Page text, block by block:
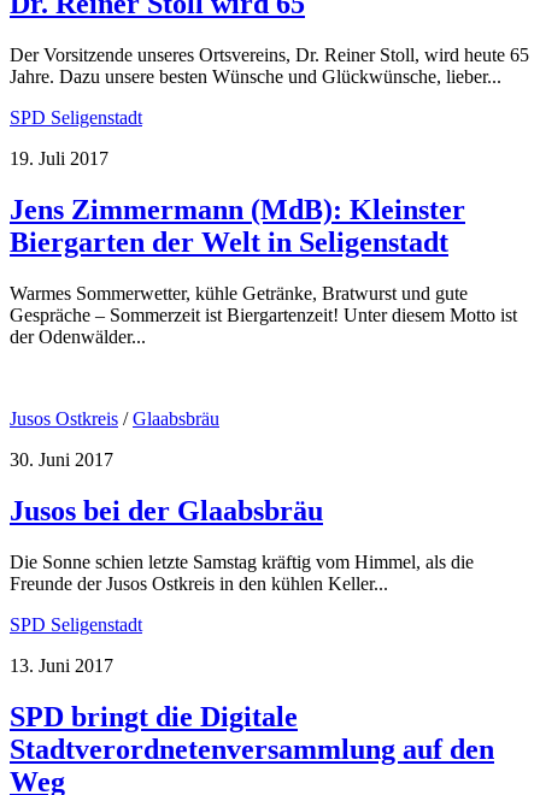
Der Vorsitzende unseres Ortsvereins, Dr. Reiner Stoll, wird heute 65
Jahre. Dazu unsere besten Wünsche und Glückwünsche, lieber...
SPD Seligenstadt
19. Juli 2017
Jens Zimmermann (MdB): Kleinster
Biergarten der Welt in Seligenstadt
Warmes Sommerwetter, kühle Getränke, Bratwurst und gute
Gespräche – Sommerzeit ist Biergartenzeit! Unter diesem Motto ist
der Odenwälder...
Jusos Ostkreis /Glaabsbräu
30. Juni 2017
Jusos bei der Glaabsbräu
Die Sonne schien letzte Samstag kräftig vom Himmel, als die
Freunde der Jusos Ostkreis in den kühlen Keller...
SPD Seligenstadt
13. Juni 2017
SPD bringt die Digitale
Stadtverordnetenversammlung auf den
Weg